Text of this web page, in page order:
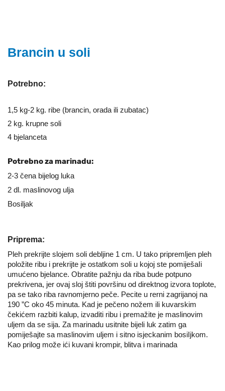
Brancin u soli
Potrebno:
1,5 kg-2 kg. ribe (brancin, orada ili zubatac)
2 kg. krupne soli
4 bjelanceta
Potrebno za marinadu:
2-3 čena bijelog luka
2 dl. maslinovog ulja
Bosiljak
Priprema:
Pleh prekrijte slojem soli debljine 1 cm. U tako pripremljen pleh
položite ribu i prekrijte je ostatkom soli u kojoj ste pomiješaIi
umućeno bjelance. Obratite pažnju da riba bude potpuno
prekrivena, jer ovaj sloj štiti površinu od direktnog izvora toplote,
pa se tako riba ravnomjerno peče. Pecite u rerni zagrijanoj na
190 ”C oko 45 minuta. Kad je pečeno nožem ili kuvarskim
čekićem razbiti kalup, izvaditi ribu i premažite je maslinovim
uljem da se sija. Za marinadu usitnite bijeli luk zatim ga
pomiješajte sa maslinovim uljem i sitno isjeckanim bosiIjkom.
Kao prilog može ići kuvani krompir, blitva i marinada